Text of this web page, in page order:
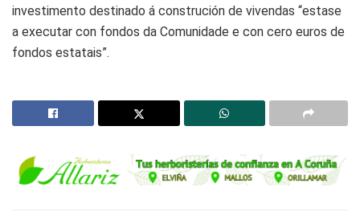
investimento destinado á construción de vivendas “estase
a executar con fondos da Comunidade e con cero euros de
fondos estatais”.